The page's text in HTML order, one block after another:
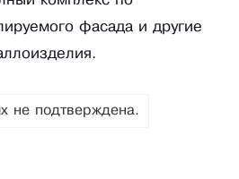
фасада и другие
не подтверждена.